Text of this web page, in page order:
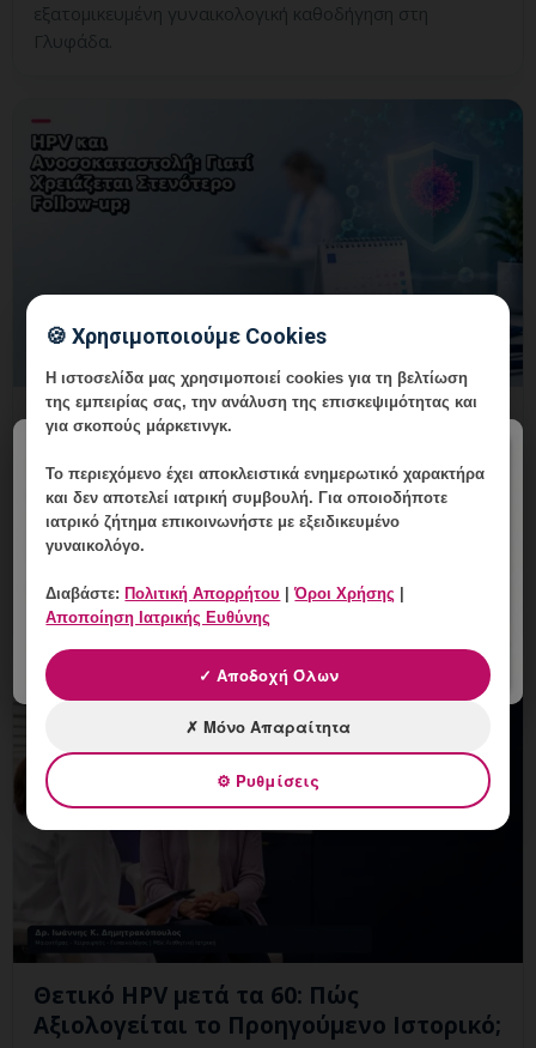
εξατομικευμένη γυναικολογική καθοδήγηση στη
Γλυφάδα.
HPV και Ανοσοκαταστολή: Γιατί
9 Αυγούστου, 2026
HPV και Ανοσοκαταστολή: Γιατί Χρειάζεται Στενότερο
Follow-up; Εξειδικευμένη ενημέρωση, έλεγχος και
εξατομικευμένη γυναικολογική καθοδήγηση στη
Γλυφάδα.
Θετικό HPV μετά τα 60: Πώς
Αξιολογείται το Προηγούμενο Ιστορικό;
🍪 Χρησιμοποιούμε Cookies
Η ιστοσελίδα μας χρησιμοποιεί cookies για τη βελτίωση
της εμπειρίας σας, την ανάλυση της επισκεψιμότητας και
για σκοπούς μάρκετινγκ.
Το περιεχόμενο έχειαποκλειστικά ενημερωτικό χαρακτήρα
και δεν αποτελεί ιατρική συμβουλή. Για οποιοδήποτε
ιατρικό ζήτημα επικοινωνήστε με εξειδικευμένο
γυναικολόγο.
Διαβάστε:Πολιτική Απορρήτου |Όροι Χρήσης |
Αποποίηση Ιατρικής Ευθύνης
✓ Αποδοχή Όλων
✗ Μόνο Απαραίτητα
⚙ Ρυθμίσεις